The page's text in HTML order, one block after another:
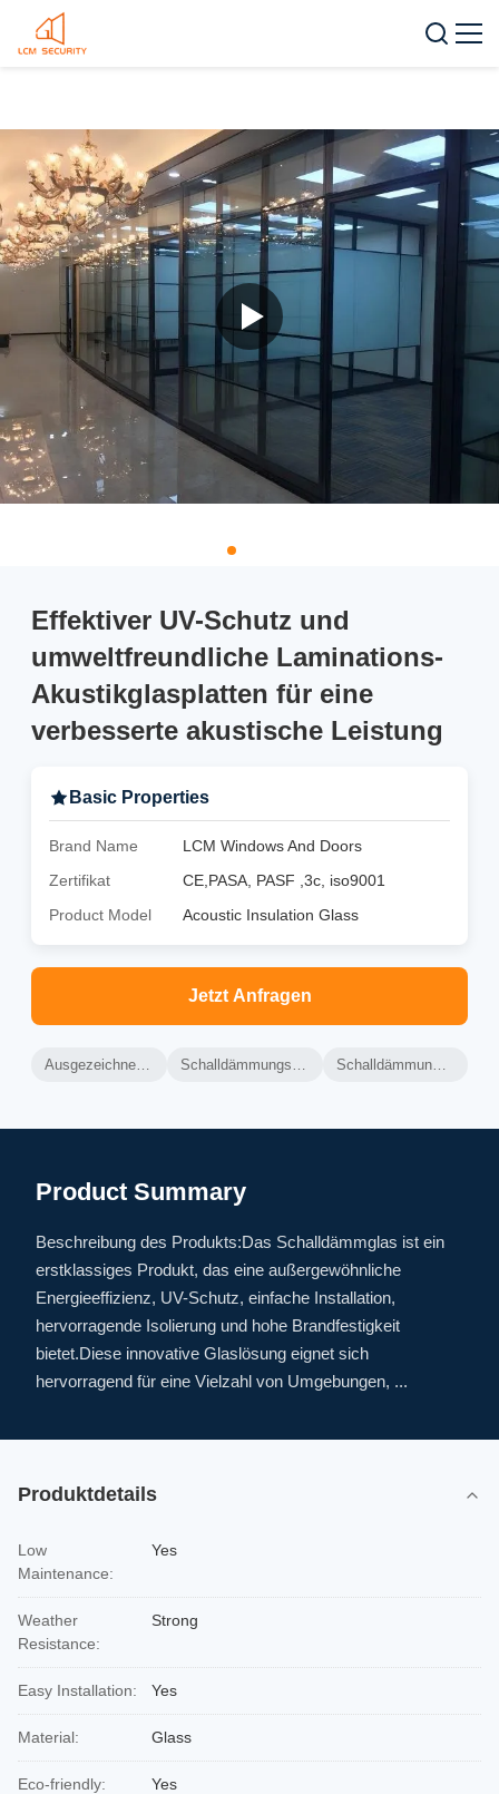
Effektiver UV-Schutz und
umweltfreundliche Laminations-
Akustikglasplatten für eine
verbesserte akustische Leistung
Basic Properties
Brand Name
LCM Windows And Doors
Zertifikat
CE,PASA, PASF ,3c, iso9001
Product Model
Acoustic Insulation Glass
Jetzt Anfragen
Ausgezeichnete Isolierung Schalldämmglas Schalldämmungsglas mit geringer Wartungsleistung Schalldämmungsglas mit hoher Brandfestigkeit
Product Summary
Beschreibung des Produkts:Das Schalldämmglas ist ein
erstklassiges Produkt, das eine außergewöhnliche
Energieeffizienz, UV-Schutz, einfache Installation,
hervorragende Isolierung und hohe Brandfestigkeit
bietet.Diese innovative Glaslösung eignet sich
hervorragend für eine Vielzahl von Umgebungen, ...
Produktdetails
Low
Maintenance:
Yes
Weather
Resistance:
Strong
Easy Installation: Yes
Material: Glass
Eco-friendly: Yes